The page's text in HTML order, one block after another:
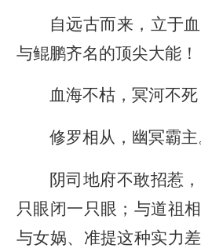
自远古而来，立于
与鲲鹏齐名的顶尖大能！
血海不枯，冥河不死
修罗相从，幽冥霸主
阴司地府不敢招惹
只眼闭一只眼；与道祖
与女娲、准提这种实力